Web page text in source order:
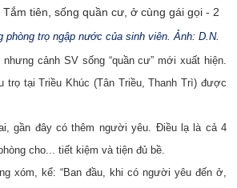
phòng trọ ngập nước của sinh viên. Ảnh: D.N.
cảnh SV sống “quần cư” mới xuất hiện.
trọ tại Triều Khúc (Tân Triều, Thanh Trì) được
gần đây có thêm người yêu. Điều lạ là cả 4
cho... tiết kiệm và tiện đủ bề.
xóm, kể: “Ban đầu, khi có người yêu đến ở,